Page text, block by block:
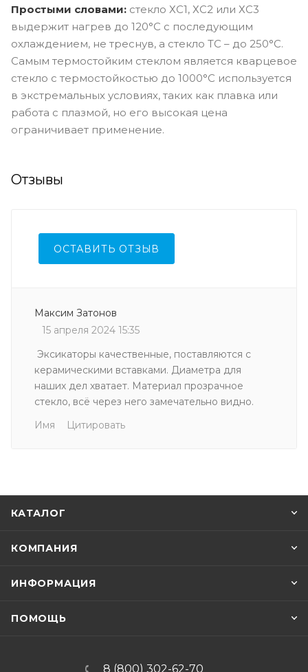
Простыми словами: стекло ХС1, ХС2 или ХС3
выдержит нагрев до 120°C с последующим
охлаждением, не треснув, а стекло ТС – до 250°C.
Самым термостойким стеклом является кварцевое
стекло с термостойкостью до 1000°C используется
в экстремальных условиях, таких как плавка или
работа с плазмой, но его высокая цена
ограничивает применение.
Отзывы
ОСТАВИТЬ ОТЗЫВ
Максим Затонов
15 апреля 2024 15:35
Эксикаторы качественные, поставляются с
керамическими вставками. Диаметра для
наших дел хватает. Материал прозрачное
стекло, всё через него замечательно видно.
Имя
Цитировать
КАТАЛОГ
КОМПАНИЯ
ИНФОРМАЦИЯ
ПОМОЩЬ
8 (800) 302-62-70